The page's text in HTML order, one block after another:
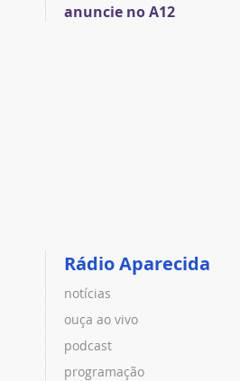
anuncie no A12
Rádio Aparecida
notícias
ouça ao vivo
podcast
programação